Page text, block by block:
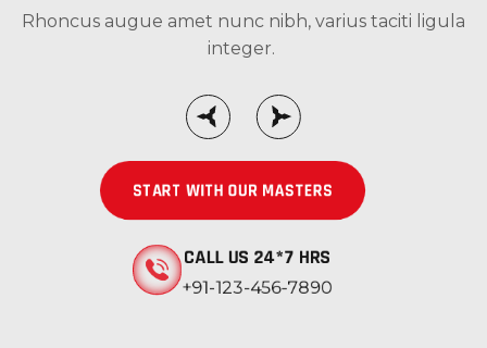
Rhoncus augue amet nunc nibh, varius taciti ligula
integer.
START WITH OUR MASTERS
CALL US 24*7 HRS
+91-123-456-7890